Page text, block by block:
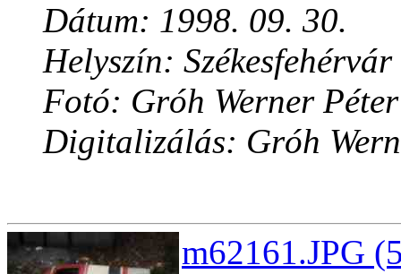
Dátum: 1998. 09. 30.
Helyszín: Székesfehérvár
Fotó: Gróh Werner Péter
Digitalizálás: Gróh
m62161.JPG